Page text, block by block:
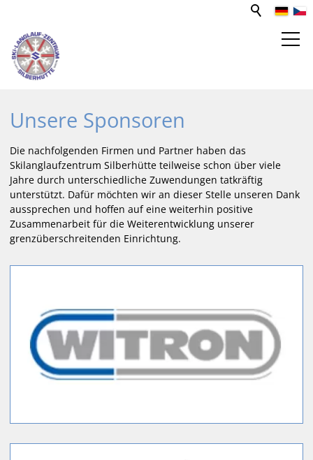
SPORT- UND FREIZEITZENTRUM
Ausflugsziele
Förderverein
SLZ-Sponsoren
Funktionsgebäude
Unterkünfte
Gastronomie
Mediathek
SLZ-App
Mitglied werden
WEBCAM
LOIPEN
Unsere Sponsoren
Die nachfolgenden Firmen und Partner haben das
Skilanglaufzentrum Silberhütte teilweise schon über viele
Jahre durch unterschiedliche Zuwendungen tatkräftig
unterstützt. Dafür möchten wir an dieser Stelle unseren Dank
aussprechen und hoffen auf eine weiterhin positive
Zusammenarbeit für die Weiterentwicklung unserer
grenzüberschreitenden Einrichtung.